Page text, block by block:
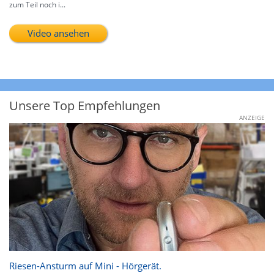
zum Teil noch i...
Video ansehen
Unsere Top Empfehlungen
ANZEIGE
Riesen-Ansturm auf Mini - Hörgerät.